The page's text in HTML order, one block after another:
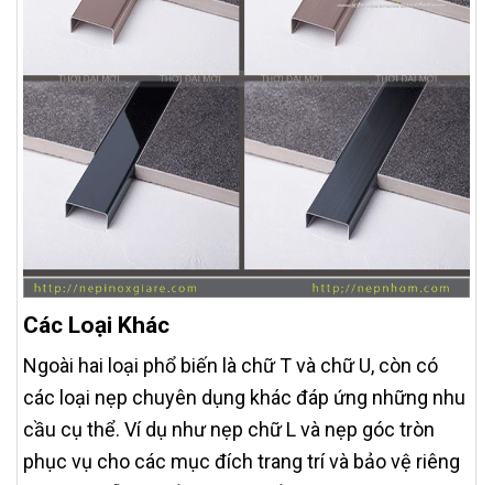
Các Loại Khác
Ngoài hai loại phổ biến là chữ T và chữ U, còn có
các loại nẹp chuyên dụng khác đáp ứng những nhu
cầu cụ thể. Ví dụ như nẹp chữ L và nẹp góc tròn
phục vụ cho các mục đích trang trí và bảo vệ riêng